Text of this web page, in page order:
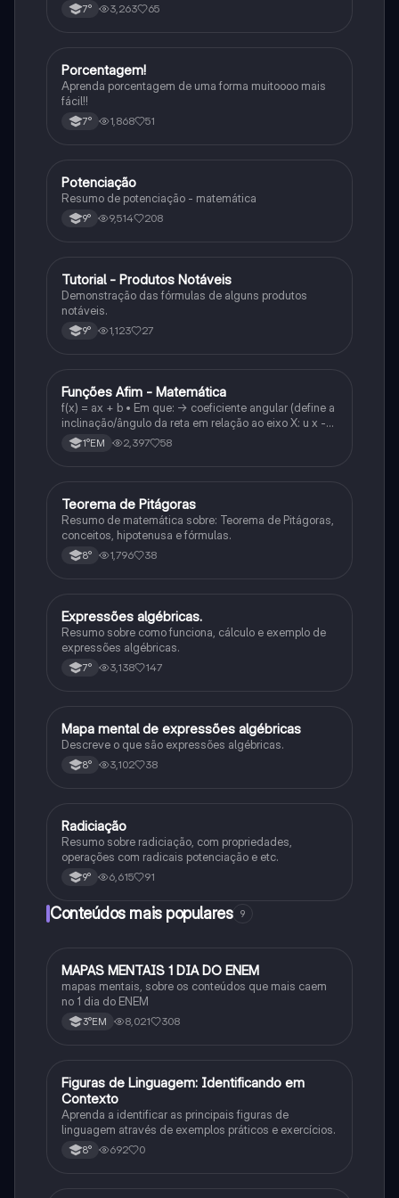
7° 3,263 65
Matematica
Porcentagem!
Aprenda porcentagem de uma forma muitoooo mais
fácil!!
7° 1,868 51
Matematica
Potenciação
Resumo de potenciação - matemática
9° 9,514 208
Matematica
Tutorial - Produtos Notáveis
Demonstração das fórmulas de alguns produtos
notáveis.
9° 1,123 27
Matematica
Funções Afim - Matemática
f(x) = ax + b • Em que: -> coeficiente angular (define a
inclinação/ângulo da reta em relação ao eixo X: u x -
variável: a b → coeficiente linear (valor que corta o
eixo y).
1°EM 2,397 58
Matematica
Teorema de Pitágoras
Resumo de matemática sobre: Teorema de Pitágoras,
conceitos, hipotenusa e fórmulas.
8° 1,796 38
Matematica
Expressões algébricas.
Resumo sobre como funciona, cálculo e exemplo de
expressões algébricas.
7° 3,138 147
Matematica
Mapa mental de expressões algébricas
Descreve o que são expressões algébricas.
8° 3,102 38
Matematica
Radiciação
Resumo sobre radiciação, com propriedades,
operações com radicais potenciação e etc.
9° 6,615 91
Conteúdos mais populares 9
Português
MAPAS MENTAIS 1 DIA DO ENEM
mapas mentais, sobre os conteúdos que mais caem
no 1 dia do ENEM
3°EM 8,021 308
FPortuguês
Figuras de Linguagem: Identificando em
Contexto
Aprenda a identificar as principais figuras de
linguagem através de exemplos práticos e exercícios.
8° 692 0